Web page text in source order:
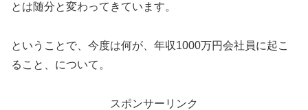
とは随分と変わってきています。
ということで、今度は何が、年収1000万円会社員に起こ
ること、について。
スポンサーリンク